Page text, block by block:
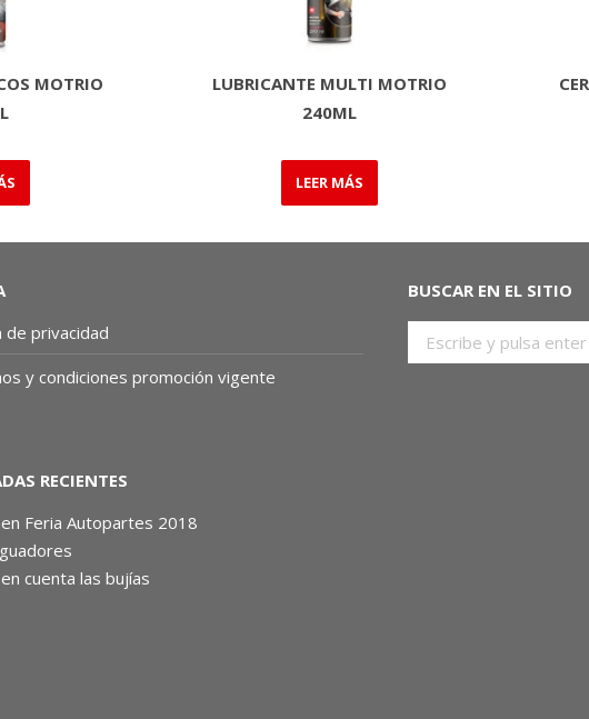
MOTRIO
LUBRICANTE MULTI MOTRIO
240ML
LEER MÁS
de privacidad
y condiciones promoción vigente
BUSCAR EN EL SITIO
RECIENTES
Feria Autopartes 2018
cuenta las bujías